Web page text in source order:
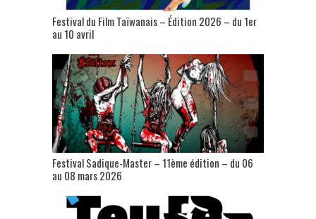
Festival du Film Taïwanais – Édition 2026 – du 1er
au 10 avril
Festival Sadique-Master – 11ème édition – du 06
au 08 mars 2026